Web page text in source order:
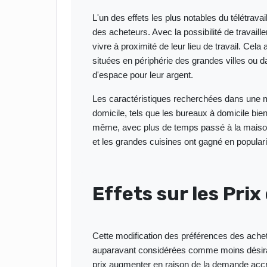
L'un des effets les plus notables du
des acheteurs. Avec la possibilité de
vivre à proximité de leur lieu de travail. Cela
situées en périphérie des grandes villes ou
d'espace pour leur argent.
Les caractéristiques recherchées dans une
domicile, tels que les bureaux à domicile
même, avec plus de temps passé à la
et les grandes cuisines ont gagné en
Effets sur les
Cette modification des préférences des
auparavant considérées comme moins
prix augmenter en raison de la demande